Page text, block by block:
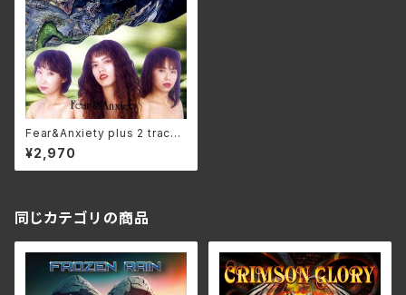
Fear&Anxiety plus 2 tracks
[2025edition] /アルスノヴァ
ALT-1C(仕様:CD)
¥2,970
同じカテゴリの商品